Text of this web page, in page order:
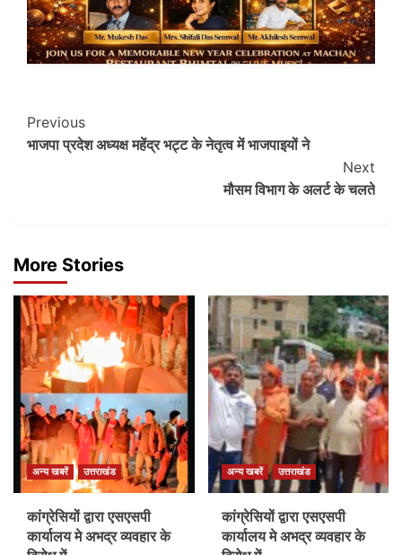
Post
Navigation
Previous
भाजपा प्रदेश अध्यक्ष महेंद्र भट्ट के नेतृत्व में भाजपाइयों ने
Next
मौसम विभाग के अलर्ट के चलते
More Stories
अन्य खबरें उत्तराखंड
कांग्रेसियों द्वारा एसएसपी
कार्यालय मे अभद्र व्यवहार के
अन्य खबरें उत्तराखंड
कांग्रेसियों द्वारा एसएसपी
कार्यालय मे अभद्र व्यवहार के